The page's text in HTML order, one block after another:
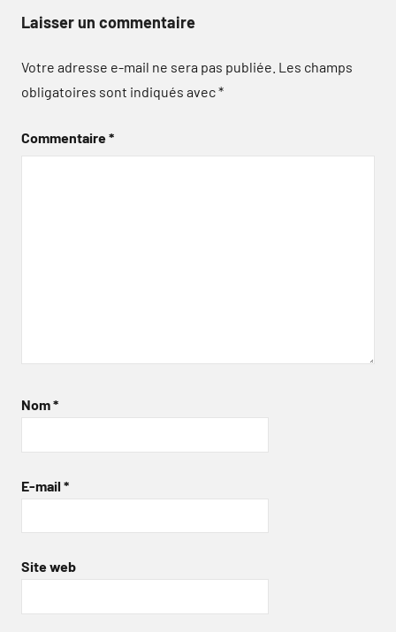
Laisser un commentaire
Votre adresse e-mail ne sera pas publiée. Les champs
obligatoires sont indiqués avec*
Commentaire*
Nom*
E-mail *
Site web